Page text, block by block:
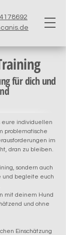
für dich und
eure individuellen
problematische
im
dran zu bleiben.
sondern auch
und begleite euch
mit deinem Hund
und ohne
Einschätzung